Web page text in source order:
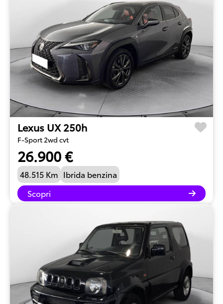
Lexus UX 250h
F-Sport 2wd cvt
26.900 €
48.515 Km Ibrida benzina
Scopri